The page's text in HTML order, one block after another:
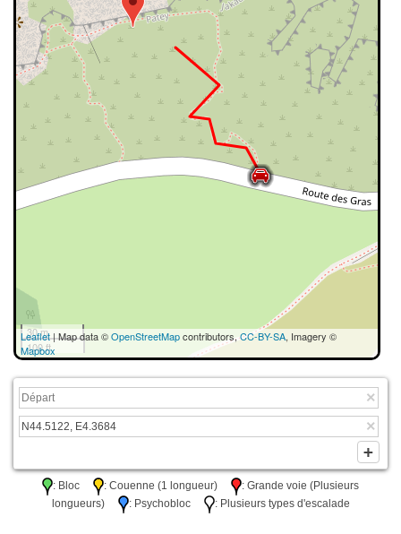
30 m
100 ft
Leaflet| Map data ©OpenStreetMapcontributors,CC-BY-SA, Imagery ©
Mapbox
: Bloc : Couenne (1 longueur)
: Grande voie (Plusieurs
longueurs)
: Psychobloc : Plusieurs types d'escalade